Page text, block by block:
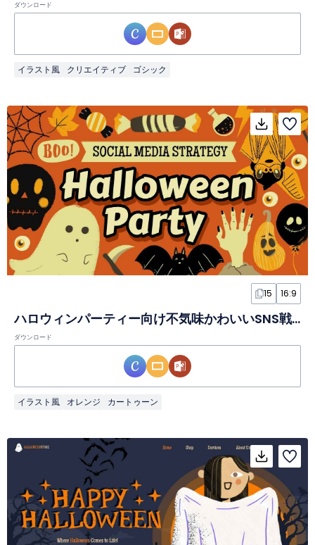
ダウンロード
イラスト風 クリエイティブ ゴシック
15 16:9
ハロウィンパーティー向け不気味かわいいSNS戦略スライド
ダウンロード
イラスト風 オレンジ カートゥーン